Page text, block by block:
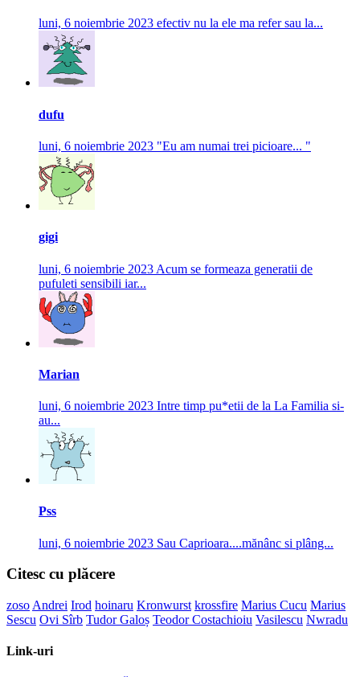
luni, 6 noiembrie 2023 efectiv nu la ele ma refer sau la...
dufu
luni, 6 noiembrie 2023 "Eu am numai trei picioare... "
gigi
luni, 6 noiembrie 2023 Acum se formeaza generatii de
pufuleti sensibili iar...
Marian
luni, 6 noiembrie 2023 Intre timp pu*etii de la La Familia si-
au...
Pss
luni, 6 noiembrie 2023 Sau Caprioara....mănânc si plâng...
Citesc cu plăcere
zoso Andrei Irod hoinaru Kronwurst krossfire Marius Cucu Marius
Sescu Ovi Sîrb Tudor Galoș Teodor Costachioiu Vasilescu Nwradu
Link-uri